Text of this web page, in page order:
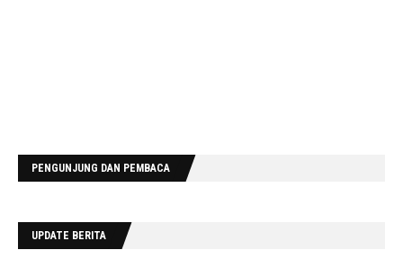
PENGUNJUNG DAN PEMBACA
UPDATE BERITA